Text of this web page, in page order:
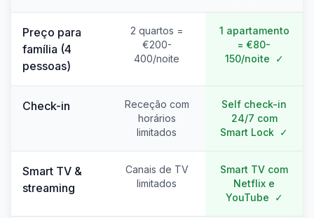
Preço para
família (4
pessoas)
2 quartos =
€200-
400/noite
1 apartamento
= €80-
150/noite
✓
Check-in
Receção com
horários
limitados
Self check-in
24/7 com
Smart Lock ✓
Smart TV &
streaming
Canais de TV
limitados
Smart TV com
Netflix e
YouTube
✓